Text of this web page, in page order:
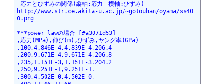
-応力とひずみの関係(縦軸:応力　横軸:ひずみ)
http://www.str.ce.akita-u.ac.jp/~gotouhan/oyama/ss40
0.png
***power lawの場合 [#a3071d53]
,応力(MPa),伸び(m),ひずみ,ヤング率(GPa)
,100,4.846E-4,4.839E-4,206.4
,200,9.671E-4,9.671E-4,206.8
,235,1.151E-3,1.151E-3,204.2
,250,9.251E-1,9.251E-1,
,300,4.502E-0,4.502E-0,